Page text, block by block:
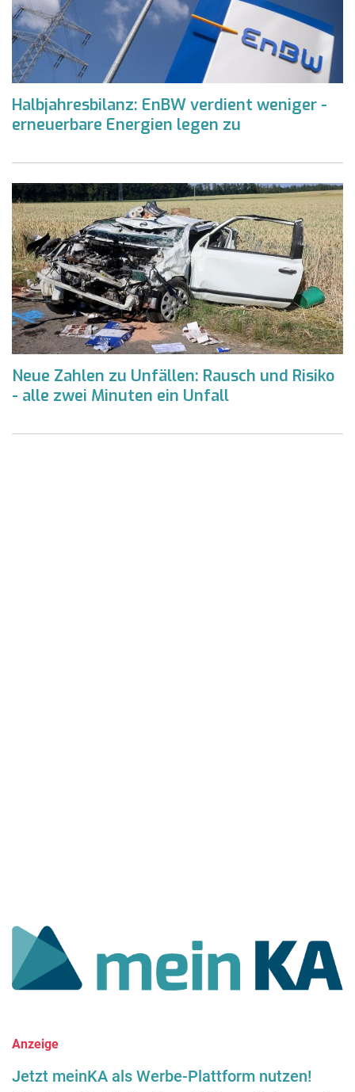
Halbjahresbilanz: EnBW verdient weniger -
erneuerbare Energien legen zu
Neue Zahlen zu Unfällen: Rausch und Risiko
- alle zwei Minuten ein Unfall
Anzeige
Jetzt meinKA als Werbe-Plattform nutzen!